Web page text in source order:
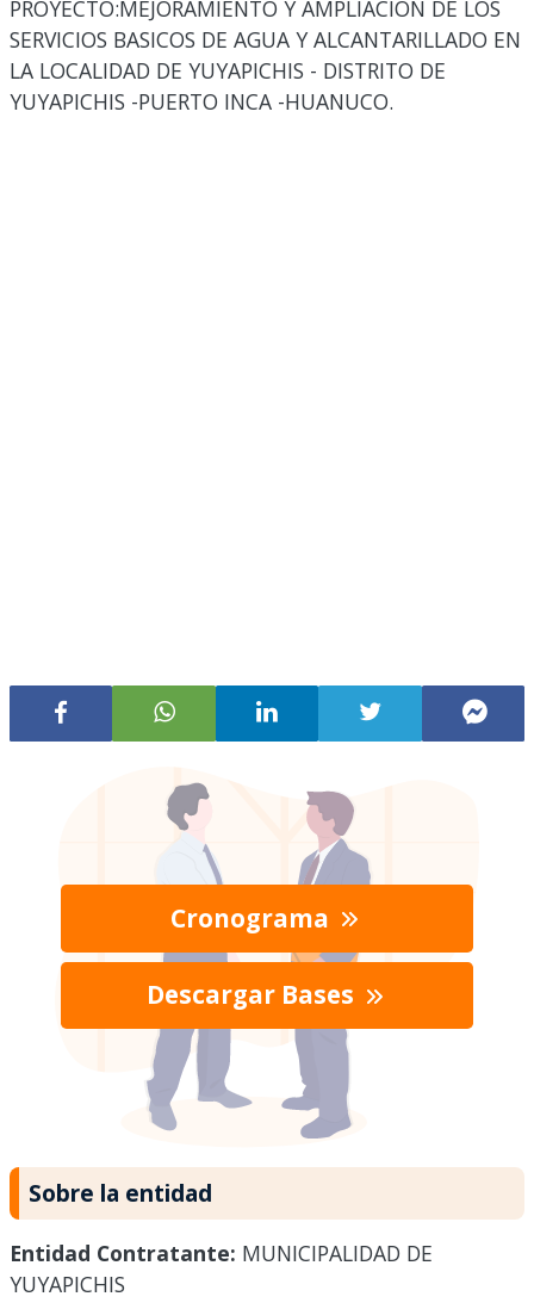
PROYECTO:MEJORAMIENTO Y AMPLIACION DE LOS
SERVICIOS BASICOS DE AGUA Y ALCANTARILLADO EN
LA LOCALIDAD DE YUYAPICHIS - DISTRITO DE
YUYAPICHIS -PUERTO INCA -HUANUCO.
Cronograma
Descargar Bases
Sobre la entidad
Entidad Contratante: MUNICIPALIDAD DE
YUYAPICHIS